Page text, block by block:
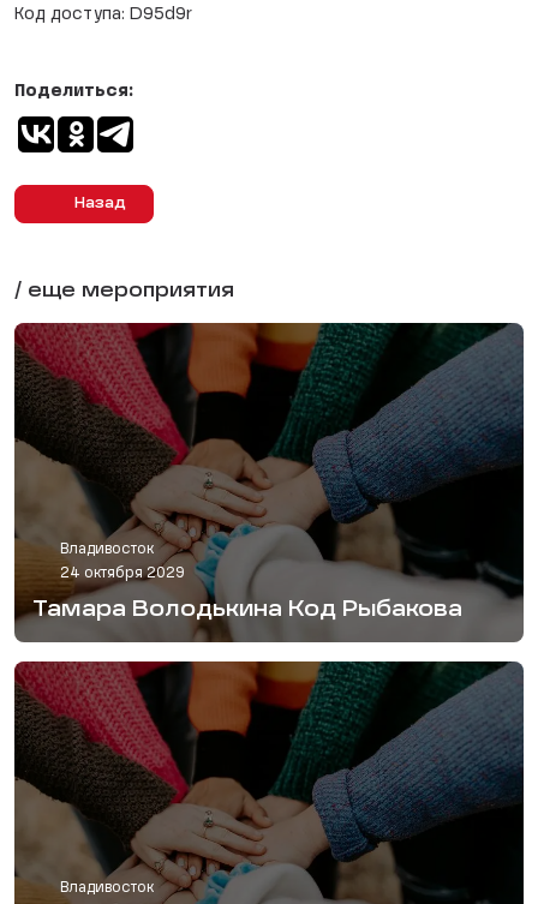
Код доступа: D95d9r
Назад
Поделиться:
/ еще мероприятия
Владивосток
24 октября 2029
Тамара Володькина Код Рыбакова
Владивосток